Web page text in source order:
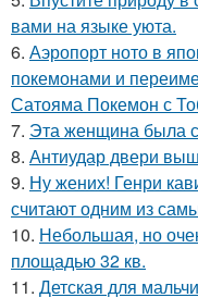
вами на языке уюта.
6. Аэропорт ното в
покемонами и
Сатояма Покемон с
7. Эта женщина была
8. Антиудар двери
9. Ну жених! Генри
считают одним из
10. Небольшая, но
площадью 32 кв.
11. Детская для